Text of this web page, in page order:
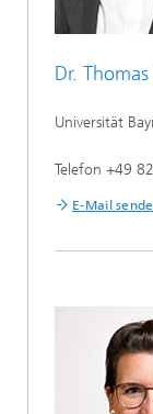
Dr.
Universität
Telefon +49
E-Mail